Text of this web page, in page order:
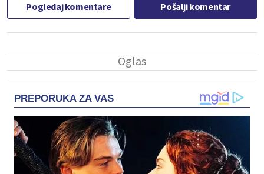
Pogledaj komentare Pošalji komentar
PREPORUKA ZA VAS